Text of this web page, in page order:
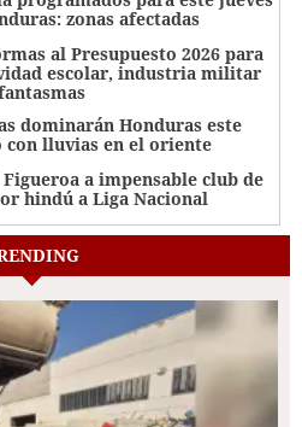
zonas afectadas
al Presupuesto 2026 para
escolar, industria militar
dominarán Honduras este
con lluvias en el oriente
a impensable club de
hindú a Liga Nacional